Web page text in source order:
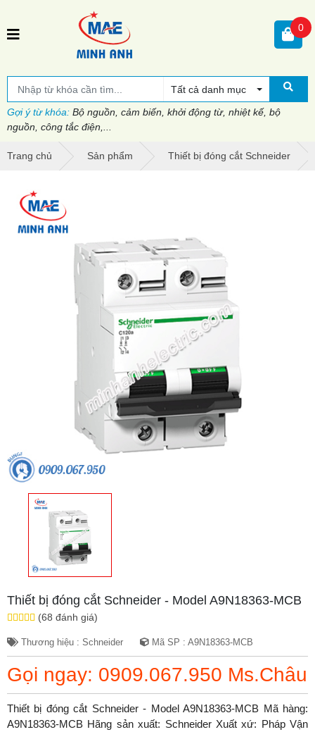
Tất cả danh mục
Gợi ý từ khóa: Bộ nguồn, cảm biến, khởi động từ, nhiệt kế, bộ
nguồn, công tắc điện,...
0
Trang chủ Sản phẩm Thiết bị đóng cắt Schneider
Thiết bị đóng cắt Schneider - Model A9N18363-MCB
(68 đánh giá)
Thương hiệu : Schneider Mã SP : A9N18363-MCB
Gọi ngay: 0909.067.950 Ms.Châu
Thiết bị đóng cắt Schneider - Model A9N18363-MCB Mã hàng:
A9N18363-MCB Hãng sản xuất: Schneider Xuất xứ: Pháp Vận